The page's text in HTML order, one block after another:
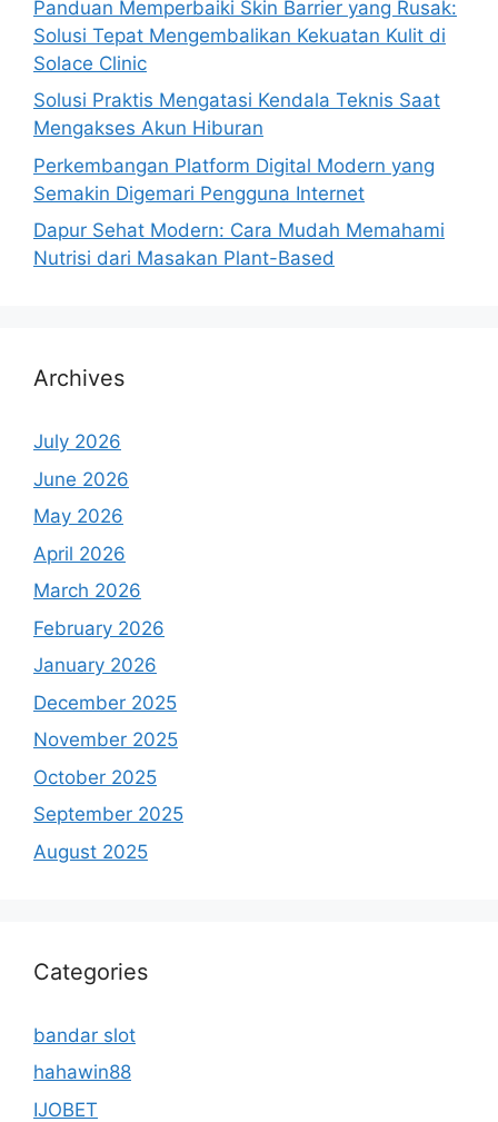
Panduan Memperbaiki Skin Barrier yang Rusak:
Solusi Tepat Mengembalikan Kekuatan Kulit di
Solace Clinic
Solusi Praktis Mengatasi Kendala Teknis Saat
Mengakses Akun Hiburan
Perkembangan Platform Digital Modern yang
Semakin Digemari Pengguna Internet
Dapur Sehat Modern: Cara Mudah Memahami
Nutrisi dari Masakan Plant-Based
Archives
July 2026
June 2026
May 2026
April 2026
March 2026
February 2026
January 2026
December 2025
November 2025
October 2025
September 2025
August 2025
Categories
bandar slot
hahawin88
IJOBET